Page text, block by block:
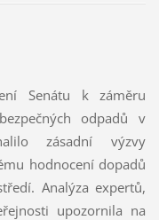
Senátu k záměru
odpadů v
zásadní výzvy
hodnocení dopadů
Analýza expertů,
upozornila na